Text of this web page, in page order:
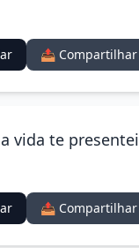
📤 Compartilhar
vida te
📤 Compartilhar